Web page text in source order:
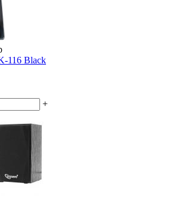
116 Black
+